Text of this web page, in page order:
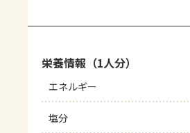
栄養情報（1人分）
エネルギー
塩分